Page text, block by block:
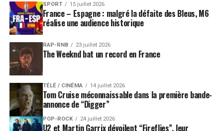
SPORT 15 juillet 2026
France – Espagne : malgré la défaite des Bleus, M6
réalise une audience historique
RAP-RNB 23 juillet 2026
The Weeknd bat un record en France
TÉLÉ / CINÉMA 14 juillet 2026
Tom Cruise méconnaissable dans la première bande-
annonce de “Digger”
POP-ROCK 24 juillet 2026
U2 et Martin Garrix dévoilent “Fireflies”, leur